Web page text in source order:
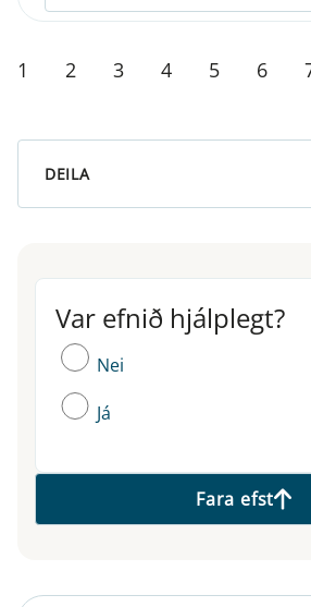
1 2 3 4 5 6
DEILA
Var efnið hjálplegt?
Var efnið hjálplegt?
Nei
Já
Fara efst